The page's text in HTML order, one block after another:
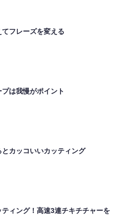
てフレーズを変える
プは我慢がポイント
カッコいいカッティング
ィング！高速3連チキチチャーを